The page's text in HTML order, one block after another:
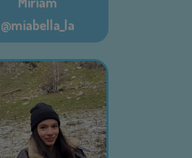
@miabella_la